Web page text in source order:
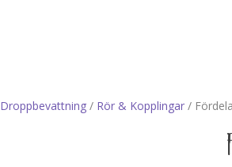
Droppbevattning/ Rör & Kopplingar/